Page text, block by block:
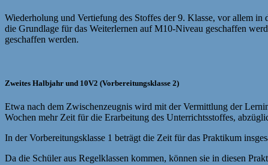
Wiederholung und Vertiefung des Stoffes der 9. Klasse, vor allem
die Grundlage für das Weiterlernen auf M10-Niveau geschaffen
geschaffen werden.
Zweites Halbjahr und 10V2 (Vorbereitungsklasse 2)
Etwa nach dem Zwischenzeugnis wird mit der Vermittlung der
Wochen mehr Zeit für die Erarbeitung des Unterrichtsstoffes,
In der Vorbereitungsklasse 1 beträgt die Zeit für das Praktikum
Da die Schüler aus Regelklassen kommen, können sie in diesen